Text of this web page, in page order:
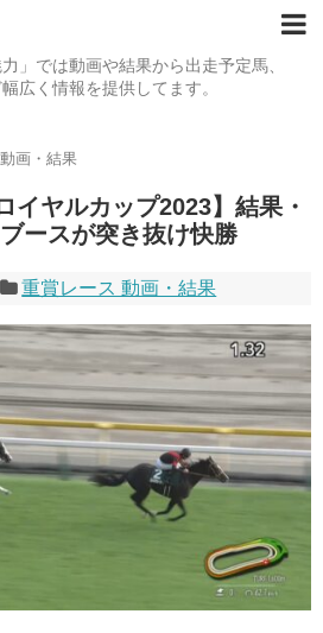
」では動画や結果から出走予定馬、
広く情報を提供してます。
画・結果
イヤルカップ2023】結果・
ースが突き抜け快勝
重賞レース 動画・結果